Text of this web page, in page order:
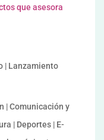
que asesora
| Lanzamiento
| Comunicación y
| Deportes | E-